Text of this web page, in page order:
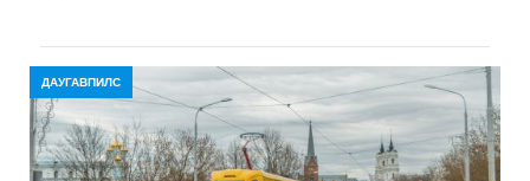
ДАУГАВПИЛС